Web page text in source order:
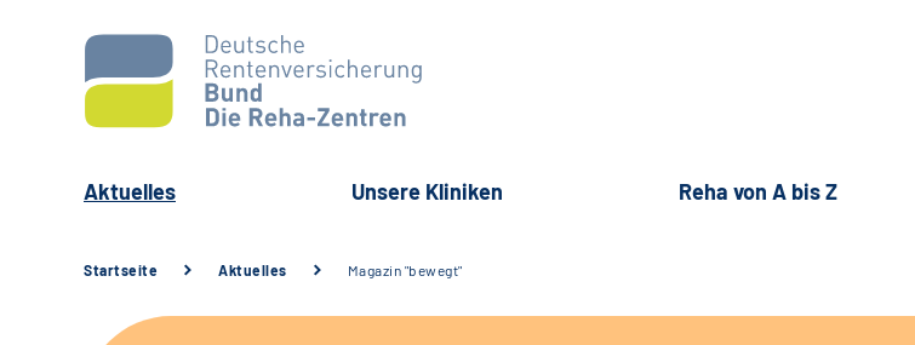
Aktuelles Unsere Kliniken Reha von A bis Z
Startseite Aktuelles Magazin "bewegt"